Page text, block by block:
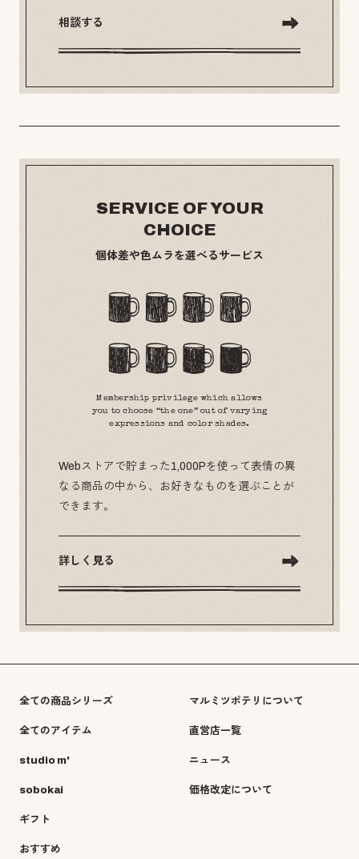
相談する
SERVICE OF YOUR
CHOICE
個体差や色ムラを選べるサービス
Membership privilege which allows
you to choose “the one” out of varying
expressions and color shades.
Webストアで貯まった1,000Pを使って表情の異
なる商品の中から、お好きなものを選ぶことが
できます。
詳しく見る
全ての商品シリーズ
全てのアイテム
studio m'
sobokai
ギフト
おすすめ
マルミツポテリについて
直営店一覧
ニュース
価格改定について